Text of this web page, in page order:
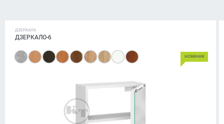
ДЗЕРКАЛА
ДЗЕРКАЛО-6
НОВИНКИ